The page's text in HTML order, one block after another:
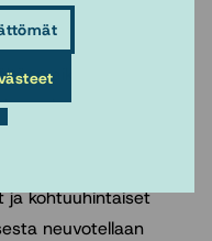
sekä b) suunnitelma
aikataulun,
ja kohtuuhintaiset
neuvotellaan